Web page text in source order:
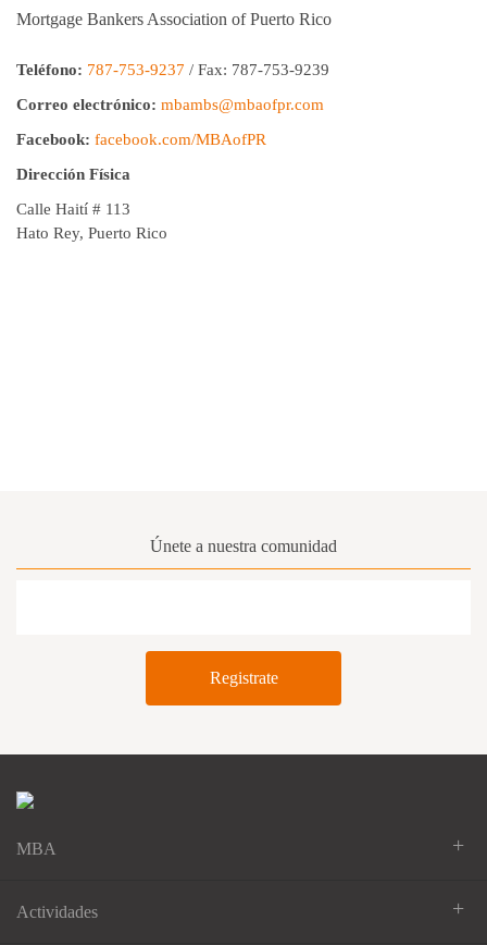
Mortgage Bankers Association of Puerto Rico
Teléfono: 787-753-9237 / Fax: 787-753-9239
Correo electrónico: mbambs@mbaofpr.com
Facebook: facebook.com/MBAofPR
Dirección Física
Calle Haití # 113
Hato Rey, Puerto Rico
Únete a nuestra comunidad
MBA +
Actividades +